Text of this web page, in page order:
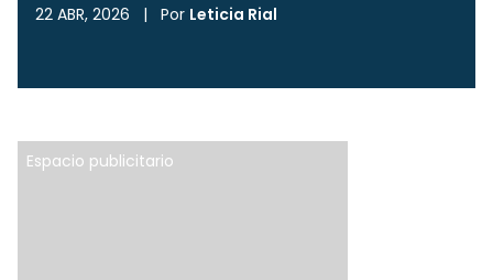
22 ABR, 2026 | Por Leticia Rial
Espacio publicitario